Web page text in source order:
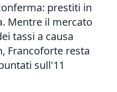
prestiti in
Mentre il mercato
tassi a causa
Francoforte resta
sull'11